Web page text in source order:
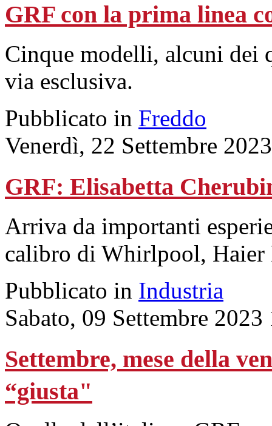
GRF con la prima linea
Cinque modelli, alcuni dei
via esclusiva.
Pubblicato in Freddo
Venerdì, 22 Settembre
GRF: Elisabetta
Arriva da importanti
calibro di Whirlpool, Haier
Pubblicato in Industria
Sabato, 09 Settembre 2023
Settembre, mese della
“giusta"